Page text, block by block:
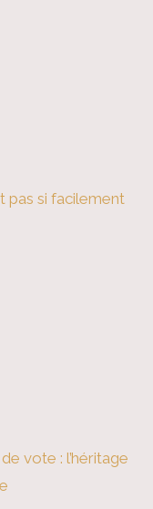
pas si facilement
vote : l’héritage